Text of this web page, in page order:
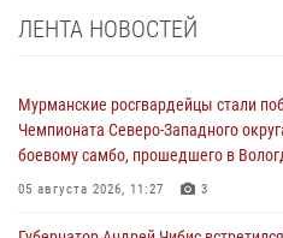
ЛЕНТА НОВОСТЕЙ
Мурманские росгвардейцы стали
Чемпионата Северо-Западного
боевому самбо, прошедшего в
05 августа 2026, 11:27 3